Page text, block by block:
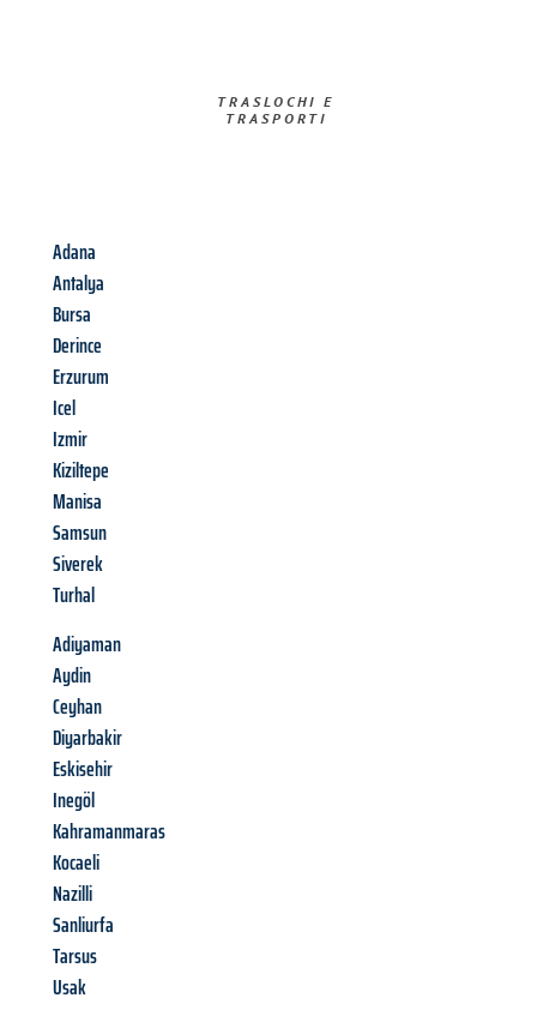
TRASLOCHI E
TRASPORTI​
Adana
Antalya
Bursa
Derince
Erzurum
Icel
Izmir
Kiziltepe
Manisa
Samsun
Siverek
Turhal
Adiyaman
Aydin
Ceyhan
Diyarbakir
Eskisehir
Inegöl
Kahramanmaras
Kocaeli
Nazilli
Sanliurfa
Tarsus
Usak